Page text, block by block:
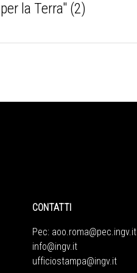
la Terra" (2)
CONTATTI
Pec: aoo.roma@pec.ingv.it
info@ingv.it
ufficiostampa@ingv.it